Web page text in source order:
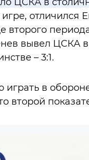
второго
вывел ЦСКА
– 3:1.
в
второй